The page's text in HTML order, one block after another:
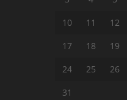
10
11 12
17
18 19
24
25 26
31